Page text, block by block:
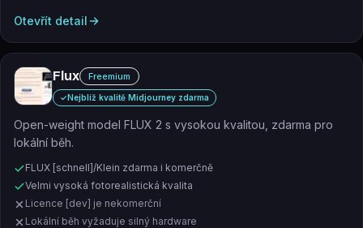
Otevřít detail
Flux Freemium
✓Nejblíž kvalitě Midjourney zdarma
Open-weight model FLUX 2 s vysokou kvalitou, zdarma pro
lokální běh.
FLUX [schnell]/Klein zdarma i komerčně
Velmi vysoká fotorealistická kvalita
Licence [dev] je nekomerční
Lokální běh vyžaduje silný hardware